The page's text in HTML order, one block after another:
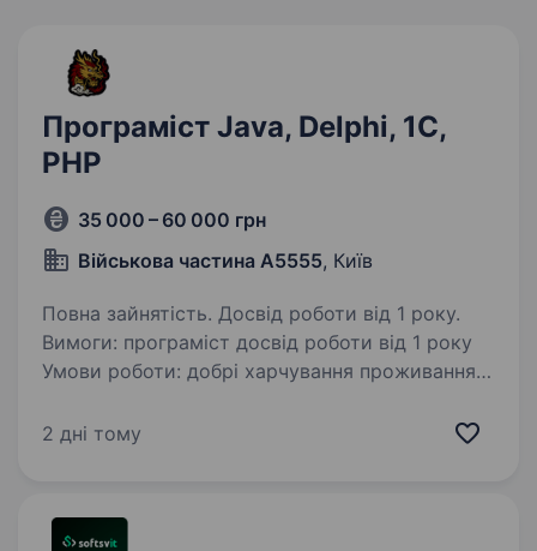
Програміст Java, Delphi, 1С,
PHP
35 000 – 60 000 грн
Військова частина А5555, Київ
Повна зайнятість. Досвід роботи від 1 року.
Вимоги: програміст досвід роботи від 1 року
Умови роботи: добрі харчування проживання
супровід, навіть якщо в розшуку. Cлужба
2 дні тому